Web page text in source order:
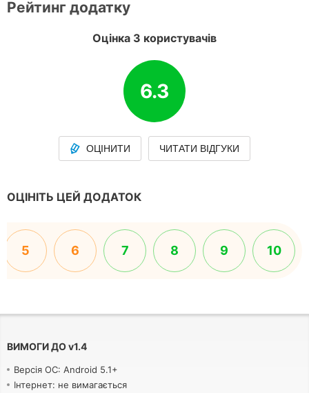
Рейтинг додатку
Оцінка 3 користувачів
6.3
ОЦІНИТИ ЧИТАТИ ВІДГУКИ
ОЦІНІТЬ ЦЕЙ ДОДАТОК
5 6 7 8 9 10
ВИМОГИ ДОv1.4
Версія ОС: Android 5.1+
Інтернет: не вимагається